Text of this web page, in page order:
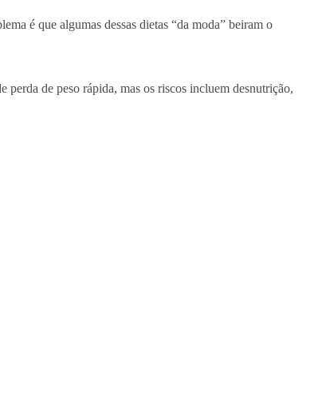
é que algumas dessas dietas “da moda” beiram o
de peso rápida, mas os riscos incluem desnutrição,